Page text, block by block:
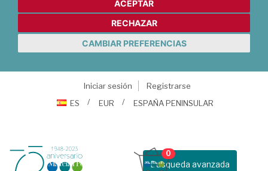
ACEPTAR
RECHAZAR
CAMBIAR PREFERENCIAS
Iniciar sesión
Registrarse
ES
EUR ESPAÑA PENINSULAR
Busqueda avanzada
0